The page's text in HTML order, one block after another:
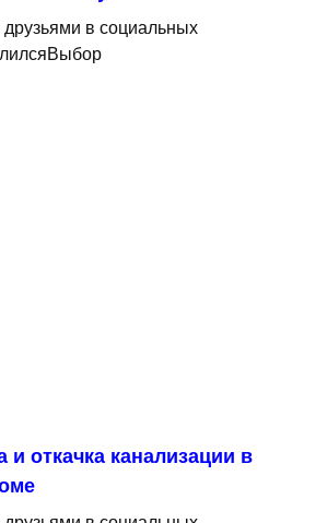
друзьями в социальных
и откачка канализации в